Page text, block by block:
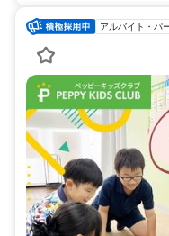
アルバイト・パ